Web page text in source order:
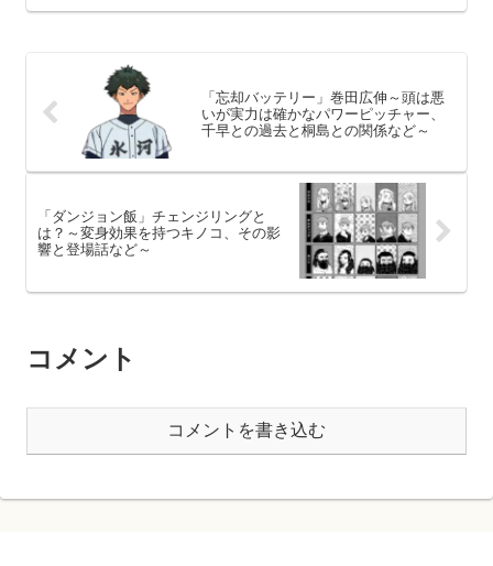
「忘却バッテリー」巻田広伸～頭は悪
いが実力は確かなパワーピッチャー、
千早との過去と桐島との関係など～
「ダンジョン飯」チェンジリングと
は？～変身効果を持つキノコ、その影
響と登場話など～
コメント
コメントを書き込む